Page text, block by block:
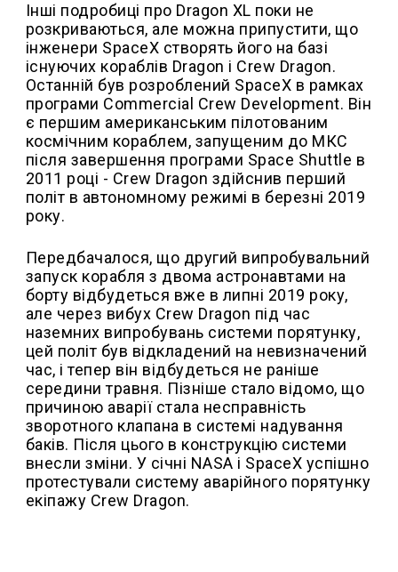
Інші подробиці про Dragon XL поки не
розкриваються, але можна припустити, що
інженери SpaceX створять його на базі
існуючих кораблів Dragon і Crew Dragon.
Останній був розроблений SpaceX в рамках
програми Commercial Crew Development. Він
є першим американським пілотованим
космічним кораблем, запущеним до МКС
після завершення програми Space Shuttle в
2011 році - Crew Dragon здійснив перший
політ в автономному режимі в березні 2019
року.
Передбачалося, що другий випробувальний
запуск корабля з двома астронавтами на
борту відбудеться вже в липні 2019 року,
але через вибух Crew Dragon під час
наземних випробувань системи порятунку,
цей політ був відкладений на невизначений
час, і тепер він відбудеться не раніше
середини травня. Пізніше стало відомо, що
причиною аварії стала несправність
зворотного клапана в системі надування
баків. Після цього в конструкцію системи
внесли зміни. У січні NASA і SpaceX успішно
протестували систему аварійного порятунку
екіпажу Crew Dragon.